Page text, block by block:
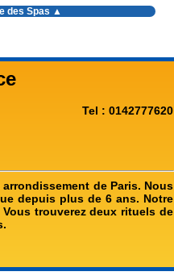
des Spas ▲
Tel : 0142777620
de Paris. Nous
depuis plus de 6 ans. Notre
trouverez deux rituels de